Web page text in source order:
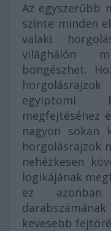
Az egyszerűbb
szinte minden
valaki
világhálón
böngészhet.
egyiptomi
megfejtéséhez
nagyon sokan
horgolásrajzok
nehézkesen
logikájának
ez
kevesebb